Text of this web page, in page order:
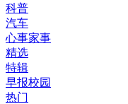
科普
汽车
心事家事
精选
特辑
早报校园
热门